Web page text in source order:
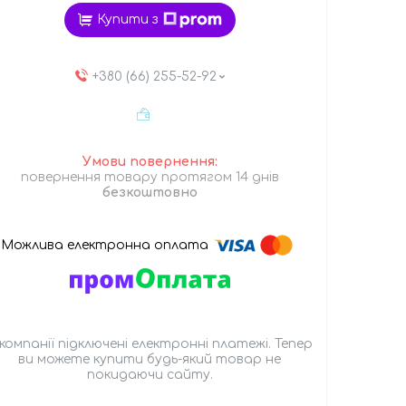
Купити з
+380 (66) 255-52-92
повернення товару протягом 14 днів
безкоштовно
підключені електронні платежі. Тепер
ви можете купити будь-який товар не
покидаючи сайту.